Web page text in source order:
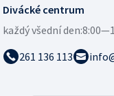
Divácké centrum
každý všední den:
261 136 113